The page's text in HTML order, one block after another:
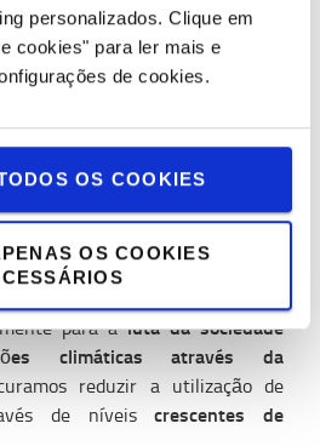
personalizados. Clique em
cookies" para ler mais e
de cookies.
OS COOKIES
OS COOKIES
estratégicos de
operações diárias e cultura.
dados atuais, nas perceções do
objetivos claros para o valor e a
com ênfase específica na
social.
para aluta da sociedade
climáticas através da
reduzir a utilização de
de níveiscrescentes de